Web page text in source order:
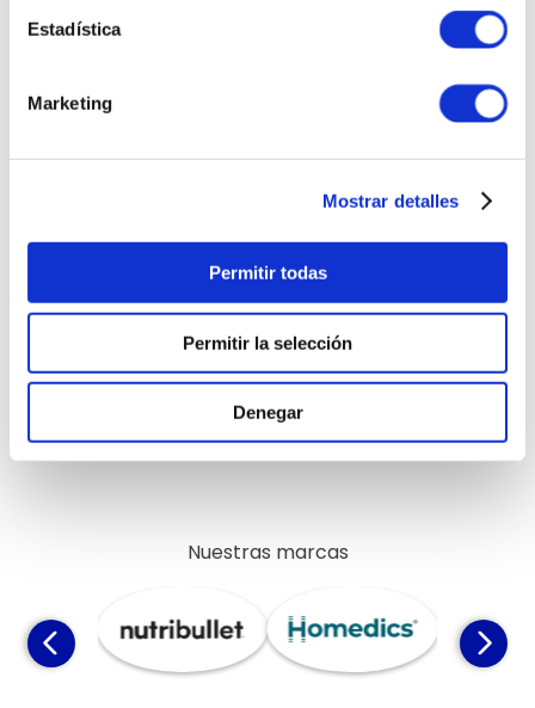
Estadística
Marketing
Mostrar detalles
Permitir todas
Permitir la selección
Denegar
S/4359
Añadir al carrito
9 cuotas sin interés
Exclusivo Online
Nuestras marcas